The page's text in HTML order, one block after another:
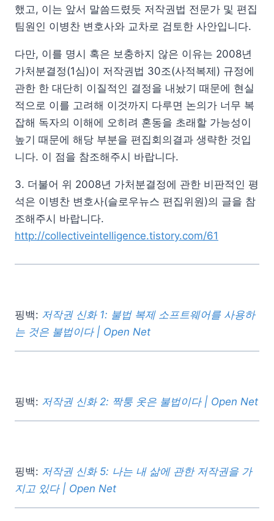
했고, 이는 앞서 말씀드렸듯 저작권법 전문가 및 편집
팀원인 이병찬 변호사와 교차로 검토한 사안입니다.
다만, 이를 명시 혹은 보충하지 않은 이유는 2008년
가처분결정(1심)이 저작권법 30조(사적복제) 규정에
관한 한 대단히 이질적인 결정을 내놨기 때문에 현실
적으로 이를 고려해 이것까지 다루면 논의가 너무 복
잡해 독자의 이해에 오히려 혼동을 초래할 가능성이
높기 때문에 해당 부분을 편집회의결과 생략한 것입
니다. 이 점을 참조해주시 바랍니다.
3. 더불어 위 2008년 가처분결정에 관한 비판적인 평
석은 이병찬 변호사(슬로우뉴스 편집위원)의 글을 참
조해주시 바랍니다.
http://collectiveintelligence.tistory.com/61
핑백: 저작권 신화 1: 불법 복제 소프트웨어를 사용하
는 것은 불법이다 | Open Net
핑백: 저작권 신화 2: 짝퉁 옷은 불법이다 | Open Net
핑백: 저작권 신화 5: 나는 내 삶에 관한 저작권을 가
지고 있다 | Open Net